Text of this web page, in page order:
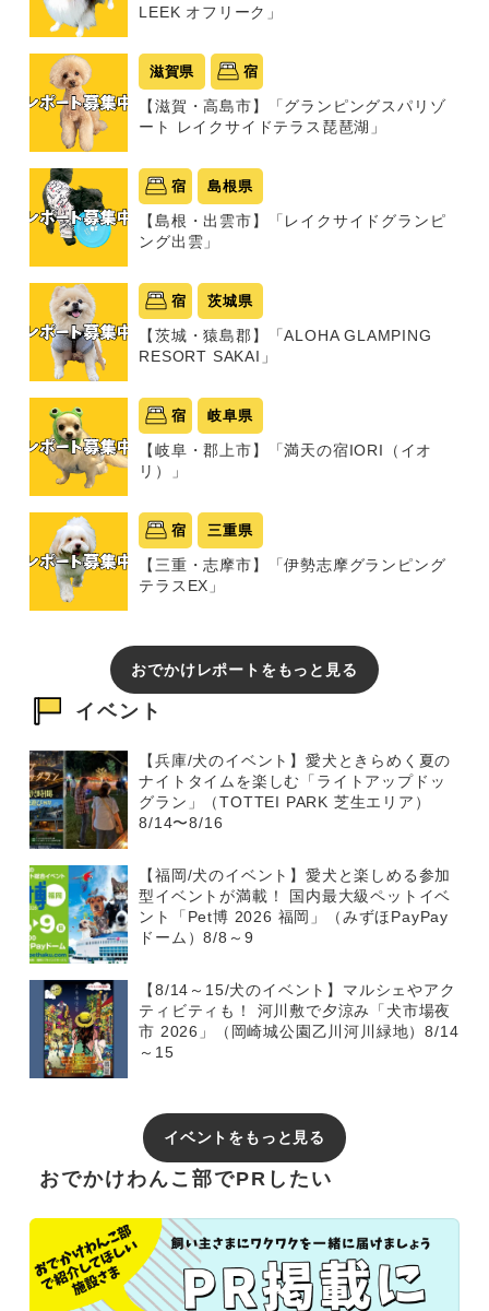
LEEK オフリーク」
滋賀県 宿
【滋賀・高島市】「グランピングスパリゾ
ート レイクサイドテラス琵琶湖」
宿 島根県
【島根・出雲市】「レイクサイドグランピ
ング出雲」
宿 茨城県
【茨城・猿島郡】「ALOHA GLAMPING
RESORT SAKAI」
宿 岐阜県
【岐阜・郡上市】「満天の宿IORI（イオ
リ）」
宿 三重県
【三重・志摩市】「伊勢志摩グランピング
テラスEX」
おでかけレポートをもっと見る
イベント
【兵庫/犬のイベント】愛犬ときらめく夏の
ナイトタイムを楽しむ「ライトアップドッ
グラン」（TOTTEI PARK 芝生エリア）
8/14〜8/16
【福岡/犬のイベント】愛犬と楽しめる参加
型イベントが満載！ 国内最大級ペットイベ
ント「Pet博 2026 福岡」（みずほPayPay
ドーム）8/8～9
【8/14～15/犬のイベント】マルシェやアク
ティビティも！ 河川敷で夕涼み「犬市場夜
市 2026」（岡崎城公園乙川河川緑地）8/14
～15
イベントをもっと見る
おでかけわんこ部でPRしたい